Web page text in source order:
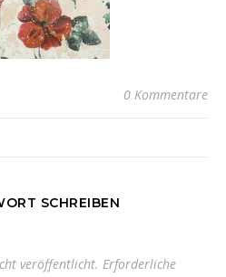
0 Kommentare
SCHREIBEN
veröffentlicht. Erforderliche